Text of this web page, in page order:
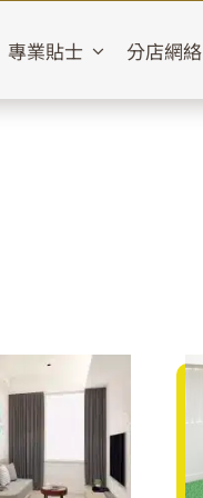
專業貼士 分店網絡